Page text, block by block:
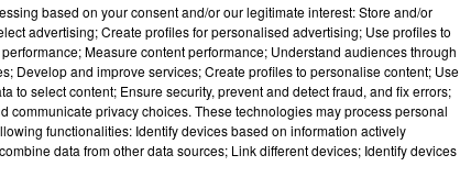
based on your consent and/or our legitimate interest: Store and/or
advertising; Create profiles for personalised advertising; Use profiles to
Measure content performance; Understand audiences through
Develop and improve services; Create profiles to personalise content; Use
to select content; Ensure security, prevent and detect fraud, and fix errors;
communicate privacy choices. These technologies may process personal
functionalities: Identify devices based on information actively
data from other data sources; Link different devices; Identify devices